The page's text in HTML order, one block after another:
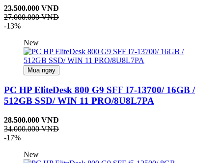
23.500.000 VNĐ
27.000.000 VNĐ
-13%
New
Mua ngay
PC HP EliteDesk 800 G9 SFF I7-13700/ 16GB /
512GB SSD/ WIN 11 PRO/8U8L7PA
28.500.000 VNĐ
34.000.000 VNĐ
-17%
New